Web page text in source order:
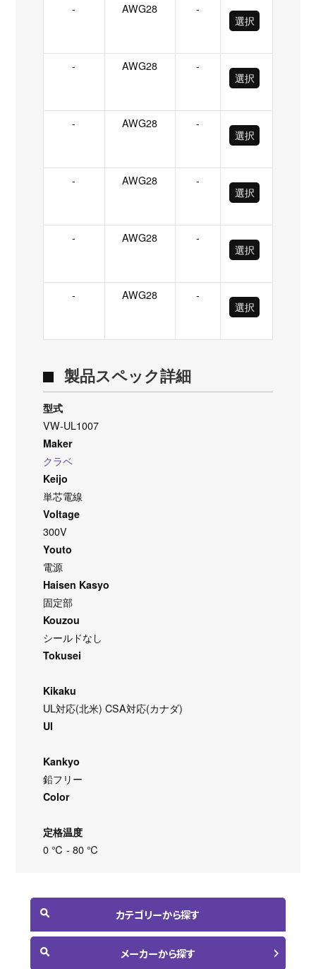
- AWG28
-
選択
- AWG28
-
選択
- AWG28
-
選択
- AWG28
-
選択
- AWG28
-
選択
- AWG28
-
選択
製品スペック詳細
型式
VW-UL1007
Maker
クラベ
Keijo
単芯電線
Voltage
300V
Youto
電源
Haisen Kasyo
固定部
Kouzou
シールドなし
Tokusei
Kikaku
UL対応(北米) CSA対応(カナダ)
Ul
Kankyo
鉛フリー
Color
定格温度
0 ℃ - 80 ℃
カテゴリーから探す
メーカーから探す